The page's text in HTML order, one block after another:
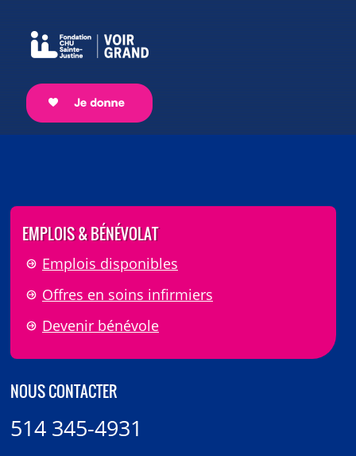
EMPLOIS & BÉNÉVOLAT
Emplois disponibles
Offres en soins infirmiers
Devenir bénévole
NOUS CONTACTER
514 345-4931